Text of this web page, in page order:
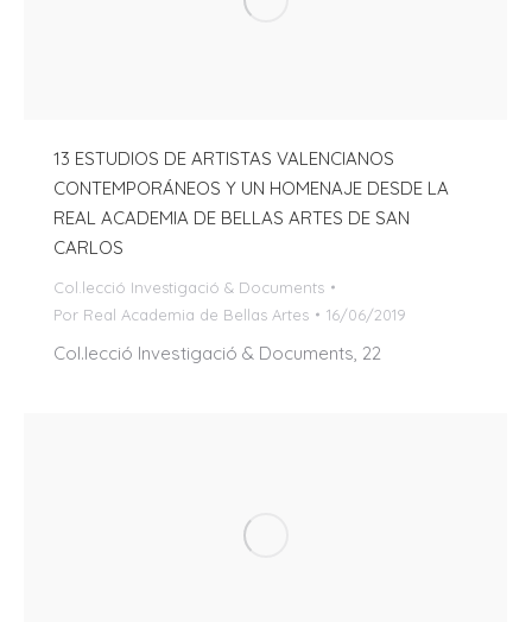
13 ESTUDIOS DE ARTISTAS VALENCIANOS
CONTEMPORÁNEOS Y UN HOMENAJE DESDE LA
REAL ACADEMIA DE BELLAS ARTES DE SAN
CARLOS
Col.lecció Investigació & Documents
Por Real Academia de Bellas Artes 16/06/2019
Col.lecció Investigació & Documents, 22